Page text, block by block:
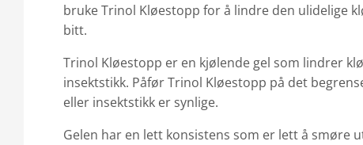
bruke Trinol Kløestopp for å lindre den ulidelige
bitt.
Trinol Kløestopp er en kjølende gel som lindrer
insektstikk. Påfør Trinol Kløestopp på det
eller insektstikk er synlige.
Gelen har en lett konsistens som er lett å smøre